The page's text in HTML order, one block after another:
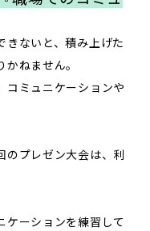
きないと、積み上げた
ねません。
コミュニケーションや
のプレゼン大会は、利
ケーションを練習して